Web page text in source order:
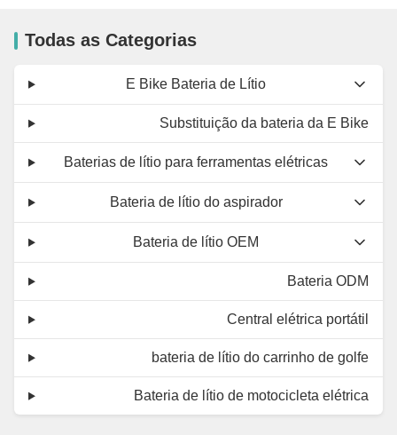
Todas as Categorias
E Bike Bateria de Lítio
Substituição da bateria da E Bike
Baterias de lítio para ferramentas elétricas
Bateria de lítio do aspirador
Bateria de lítio OEM
Bateria ODM
Central elétrica portátil
bateria de lítio do carrinho de golfe
Bateria de lítio de motocicleta elétrica